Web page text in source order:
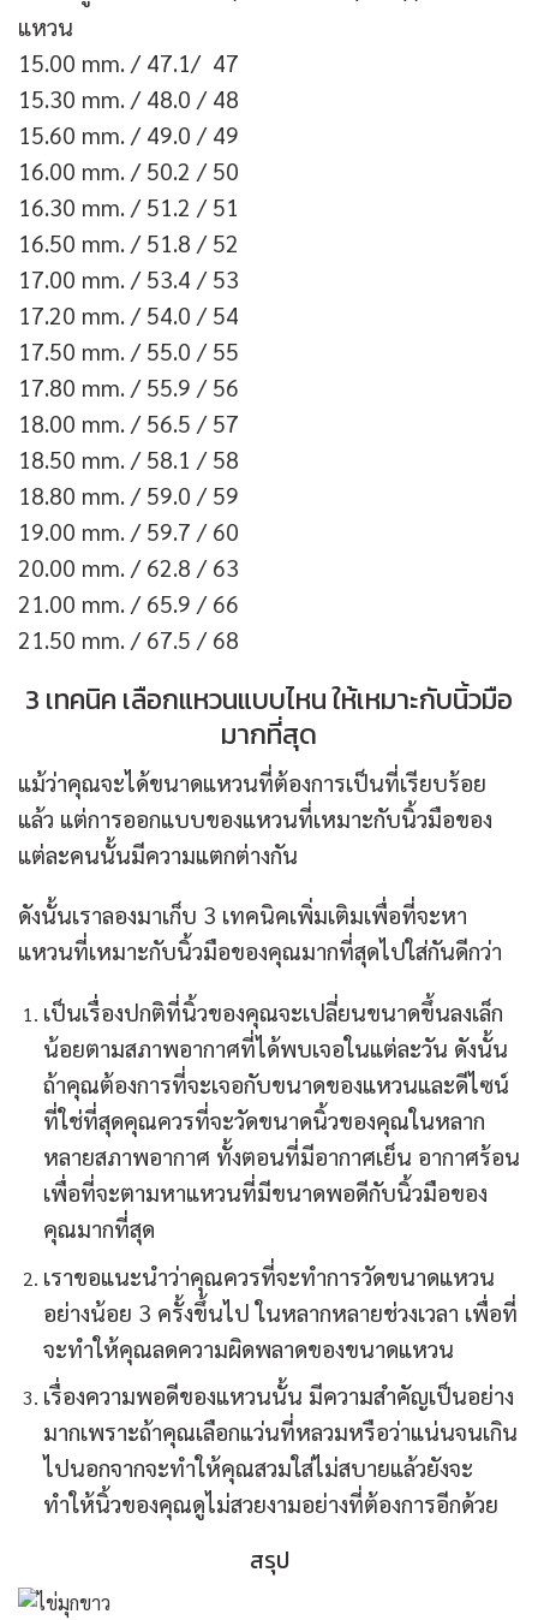
แหวน
15.00 mm. / 47.1/ 47
15.30 mm. / 48.0 / 48
15.60 mm. / 49.0 / 49
16.00 mm. / 50.2 / 50
16.30 mm. / 51.2 / 51
16.50 mm. / 51.8 / 52
17.00 mm. / 53.4 / 53
17.20 mm. / 54.0 / 54
17.50 mm. / 55.0 / 55
17.80 mm. / 55.9 / 56
18.00 mm. / 56.5 / 57
18.50 mm. / 58.1 / 58
18.80 mm. / 59.0 / 59
19.00 mm. / 59.7 / 60
20.00 mm. / 62.8 / 63
21.00 mm. / 65.9 / 66
21.50 mm. / 67.5 / 68
3 เทคนิค เลือกแหวนแบบไหน ให้เหมาะกับนิ้วมือ
มากที่สุด
แม้ว่าคุณจะได้ขนาดแหวนที่ต้องการเป็นที่เรียบร้อย
แล้ว แต่การออกแบบของแหวนที่เหมาะกับนิ้วมือของ
แต่ละคนนั้นมีความแตกต่างกัน
ดังนั้นเราลองมาเก็บ 3 เทคนิคเพิ่มเติมเพื่อที่จะหา
แหวนที่เหมาะกับนิ้วมือของคุณมากที่สุดไปใส่กันดีกว่า
เป็นเรื่องปกติที่นิ้วของคุณจะเปลี่ยนขนาดขึ้นลงเล็ก
น้อยตามสภาพอากาศที่ได้พบเจอในแต่ละวัน ดังนั้น
ถ้าคุณต้องการที่จะเจอกับขนาดของแหวนและดีไซน์
ที่ใช่ที่สุดคุณควรที่จะวัดขนาดนิ้วของคุณในหลาก
หลายสภาพอากาศ ทั้งตอนที่มีอากาศเย็น อากาศร้อน
เพื่อที่จะตามหาแหวนที่มีขนาดพอดีกับนิ้วมือของ
คุณมากที่สุด
เราขอแนะนำว่าคุณควรที่จะทำการวัดขนาดแหวน
อย่างน้อย 3 ครั้งขึ้นไป ในหลากหลายช่วงเวลา เพื่อที่
จะทำให้คุณลดความผิดพลาดของขนาดแหวน
เรื่องความพอดีของแหวนนั้น มีความสำคัญเป็นอย่าง
มากเพราะถ้าคุณเลือกแว่นที่หลวมหรือว่าแน่นจนเกิน
ไปนอกจากจะทำให้คุณสวมใส่ไม่สบายแล้วยังจะ
ทำให้นิ้วของคุณดูไม่สวยงามอย่างที่ต้องการอีกด้วย
สรุป